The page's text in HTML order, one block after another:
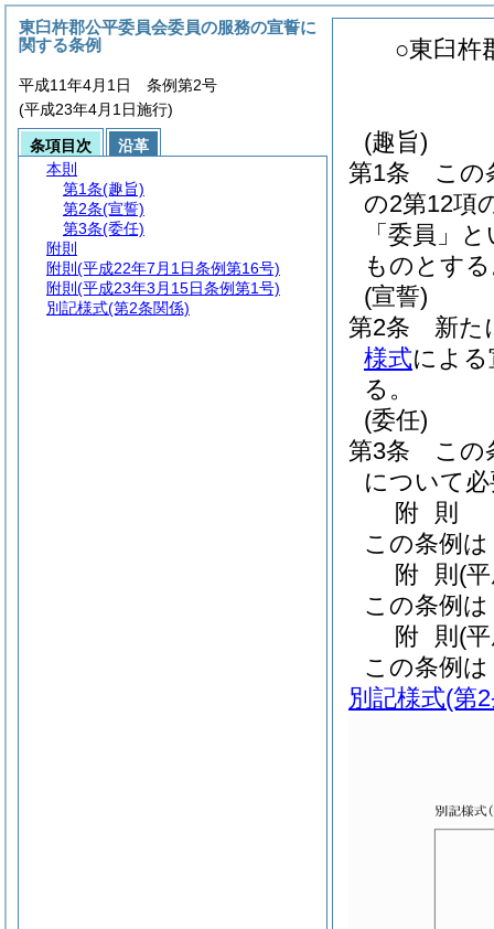
○東臼杵
(趣旨)
第1条
この
の2第12項
「委員」
ものとす
(宣誓)
第2条
新た
様式によ
る。
(委任)
第3条
この
について
附 則
この条例
附 則 (
この条例
附 則 (
この条例
別記様式(第
東臼杵郡公平委員会委員の服務の宣誓に
関する条例
平成11年4月1日 条例第2号
(平成23年4月1日施行)
条項目次
沿革
本則
第1条(趣旨)
第2条(宣誓)
第3条(委任)
附則
附則 (平成22年7月1日条例第16号)
附則 (平成23年3月15日条例第1号)
別記様式(第2条関係)